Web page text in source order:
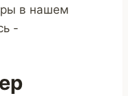
в нашем
-